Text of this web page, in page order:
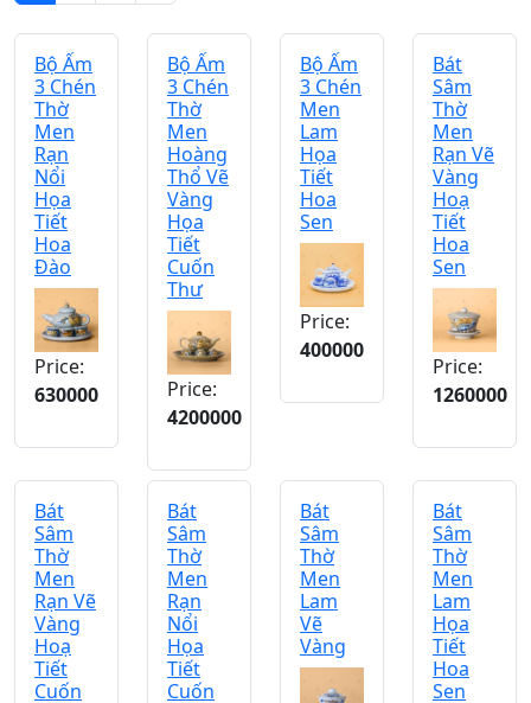
Bộ Ấm
3 Chén
Thờ
Men
Rạn
Nổi
Họa
Tiết
Hoa
Đào
Price:
630000
Bộ Ấm
3 Chén
Thờ
Men
Hoàng
Thổ Vẽ
Vàng
Họa
Tiết
Cuốn
Thư
Price:
4200000
Bộ Ấm
3 Chén
Men
Lam
Họa
Tiết
Hoa
Sen
Price:
400000
Bát
Sâm
Thờ
Men
Rạn Vẽ
Vàng
Hoạ
Tiết
Hoa
Sen
Price:
1260000
Bát
Sâm
Thờ
Men
Rạn Vẽ
Vàng
Hoạ
Tiết
Cuốn
Bát
Sâm
Thờ
Men
Rạn
Nổi
Họa
Tiết
Cuốn
Bát
Sâm
Thờ
Men
Lam
Vẽ
Vàng
Bát
Sâm
Thờ
Men
Lam
Họa
Tiết
Hoa
Sen